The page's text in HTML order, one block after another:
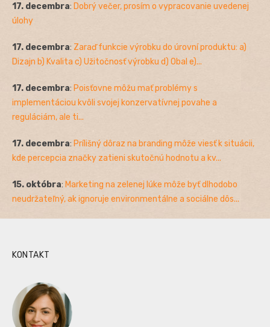
17. decembra: Dobrý večer, prosím o vypracovanie uvedenej
úlohy
17. decembra: Zaraď funkcie výrobku do úrovní produktu: a)
Dizajn b) Kvalita c) Užitočnosť výrobku d) Obal e)...
17. decembra: Poisťovne môžu mať problémy s
implementáciou kvôli svojej konzervatívnej povahe a
reguláciám, ale ti...
17. decembra: Prílišný dôraz na branding môže viesť k situácii,
kde percepcia značky zatieni skutočnú hodnotu a kv...
15. októbra: Marketing na zelenej lúke môže byť dlhodobo
neudržateľný, ak ignoruje environmentálne a sociálne dôs...
KONTAKT